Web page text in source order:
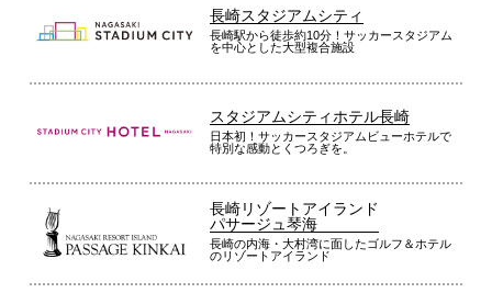
長崎スタジアムシティ
長崎駅から徒歩約10分！サッカースタジアム
を中心とした大型複合施設
スタジアムシティホテル長崎
日本初！サッカースタジアムビューホテルで
特別な感動とくつろぎを。
長崎リゾートアイランド
パサージュ琴海
長崎の内海・大村湾に面したゴルフ＆ホテル
のリゾートアイランド